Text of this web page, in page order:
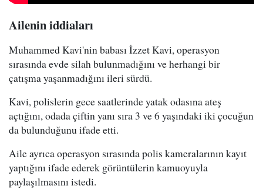
Ailenin iddiaları
Muhammed Kavi'nin babası İzzet Kavi, operasyon
sırasında evde silah bulunmadığını ve herhangi bir
çatışma yaşanmadığını ileri sürdü.
Kavi, polislerin gece saatlerinde yatak odasına ateş
açtığını, odada çiftin yanı sıra 3 ve 6 yaşındaki iki çocuğun
da bulunduğunu ifade etti.
Aile ayrıca operasyon sırasında polis kameralarının kayıt
yaptığını ifade ederek görüntülerin kamuoyuyla
paylaşılmasını istedi.